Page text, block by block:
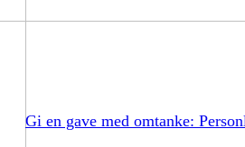
Gi en gave med omtanke: